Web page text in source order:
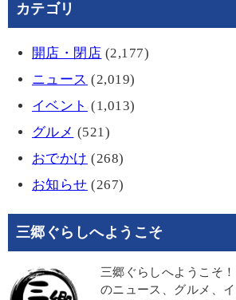
カテゴリ
開店・閉店 (2,177)
ニュース (2,019)
イベント (1,013)
グルメ (521)
おでかけ (268)
お知らせ (267)
三郷ぐらしへようこそ
三郷ぐらしへようこそ
のニュース、グルメ、